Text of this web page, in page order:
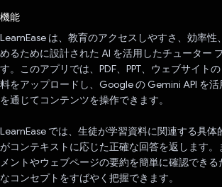
機能
LearnEase は、教育のアクセスしやすさ、効率性
めるために設計された AI を活用したチューター
す。このアプリでは、PDF、PPT、ウェブサイト
料をアップロードし、Google の Gemini API を
を通じてコンテンツを操作できます。
LearnEase では、生徒が学習資料に関連する具体
がコンテキストに応じた正確な回答を返します。
メントやウェブページの要約を簡単に確認でき
なコンセプトをすばやく把握できます。